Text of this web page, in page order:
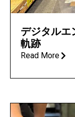
デジタルエ
軌跡
Read More